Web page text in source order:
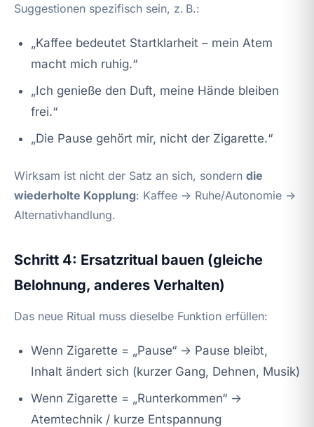
Suggestionen spezifisch sein, z. B.:
„Kaffee bedeutet Startklarheit – mein Atem
macht mich ruhig.“
„Ich genieße den Duft, meine Hände bleiben
frei.“
„Die Pause gehört mir, nicht der Zigarette.“
Wirksam ist nicht der Satz an sich, sondern die
wiederholte Kopplung: Kaffee → Ruhe/Autonomie →
Alternativhandlung.
Schritt 4: Ersatzritual bauen (gleiche
Belohnung, anderes Verhalten)
Das neue Ritual muss dieselbe Funktion erfüllen:
Wenn Zigarette = „Pause“ → Pause bleibt,
Inhalt ändert sich (kurzer Gang, Dehnen, Musik)
Wenn Zigarette = „Runterkommen“ →
Atemtechnik / kurze Entspannung